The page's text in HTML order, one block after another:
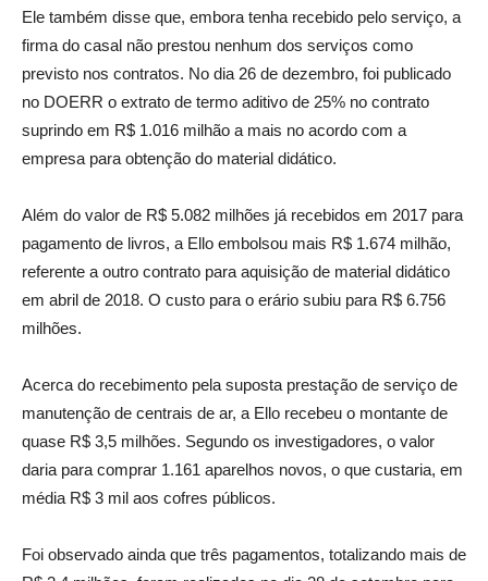
Ele também disse que, embora tenha recebido pelo serviço, a
firma do casal não prestou nenhum dos serviços como
previsto nos contratos. No dia 26 de dezembro, foi publicado
no DOERR o extrato de termo aditivo de 25% no contrato
suprindo em R$ 1.016 milhão a mais no acordo com a
empresa para obtenção do material didático.
Além do valor de R$ 5.082 milhões já recebidos em 2017 para
pagamento de livros, a Ello embolsou mais R$ 1.674 milhão,
referente a outro contrato para aquisição de material didático
em abril de 2018. O custo para o erário subiu para R$ 6.756
milhões.
Acerca do recebimento pela suposta prestação de serviço de
manutenção de centrais de ar, a Ello recebeu o montante de
quase R$ 3,5 milhões. Segundo os investigadores, o valor
daria para comprar 1.161 aparelhos novos, o que custaria, em
média R$ 3 mil aos cofres públicos.
Foi observado ainda que três pagamentos, totalizando mais de